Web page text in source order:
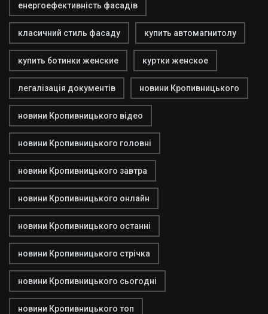
енергоефективність фасадів
класичний стиль фасаду купить автомагнитолу
купить ботинки женские куртки женское
легалізація документів новини Кропивницького
новини Кропивницького відео
новини Кропивницького головні
новини Кропивницького завтра
новини Кропивницького онлайн
новини Кропивницького останні
новини Кропивницького стрічка
новини Кропивницького сьогодні
новини Кропивницького топ